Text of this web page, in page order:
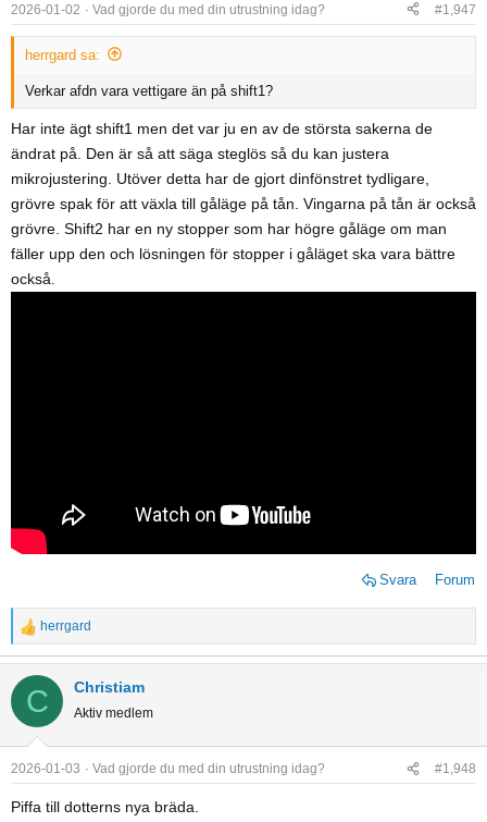
2026-01-02 Vad gjorde du med din utrustning idag? #1,947
herrgard sa:
Verkar afdn vara vettigare än på shift1?
Har inte ägt shift1 men det var ju en av de största sakerna de
ändrat på. Den är så att säga steglös så du kan justera
mikrojustering. Utöver detta har de gjort dinfönstret tydligare,
grövre spak för att växla till gåläge på tån. Vingarna på tån är också
grövre. Shift2 har en ny stopper som har högre gåläge om man
fäller upp den och lösningen för stopper i gåläget ska vara bättre
också.
Svara Forum
R
e
a
t
i
o
n
s
herrgard
C Christiam
Aktiv medlem
2026-01-03 Vad gjorde du med din utrustning idag? #1,948
Piffa till dotterns nya bräda.